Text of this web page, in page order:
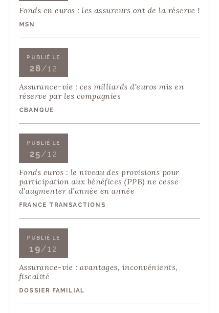
Fonds en euros : les assureurs ont de la réserve !
MSN
PUBLIÉ LE
28/12
Assurance-vie : ces milliards d'euros mis en
réserve par les compagnies
CBANQUE
PUBLIÉ LE
25/12
Fonds euros : le niveau des provisions pour
participation aux bénéfices (PPB) ne cesse
d'augmenter d'année en année
FRANCE TRANSACTIONS
PUBLIÉ LE
19/12
Assurance-vie : avantages, inconvénients,
fiscalité
DOSSIER FAMILIAL